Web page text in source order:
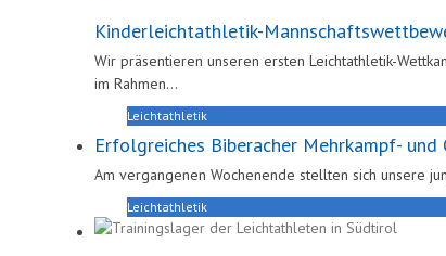
Kinderleichtathletik-
Wir präsentieren unseren ersten Leichtathletik-
im Rahmen…
Leichtathletik
Erfolgreiches Biberacher Mehrkampf- und
Am vergangenen Wochenende stellten sich unsere
Leichtathletik